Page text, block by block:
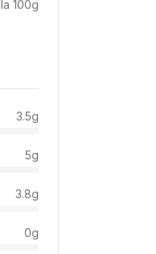
la 100g
3.5g
5g
3.8g
0g